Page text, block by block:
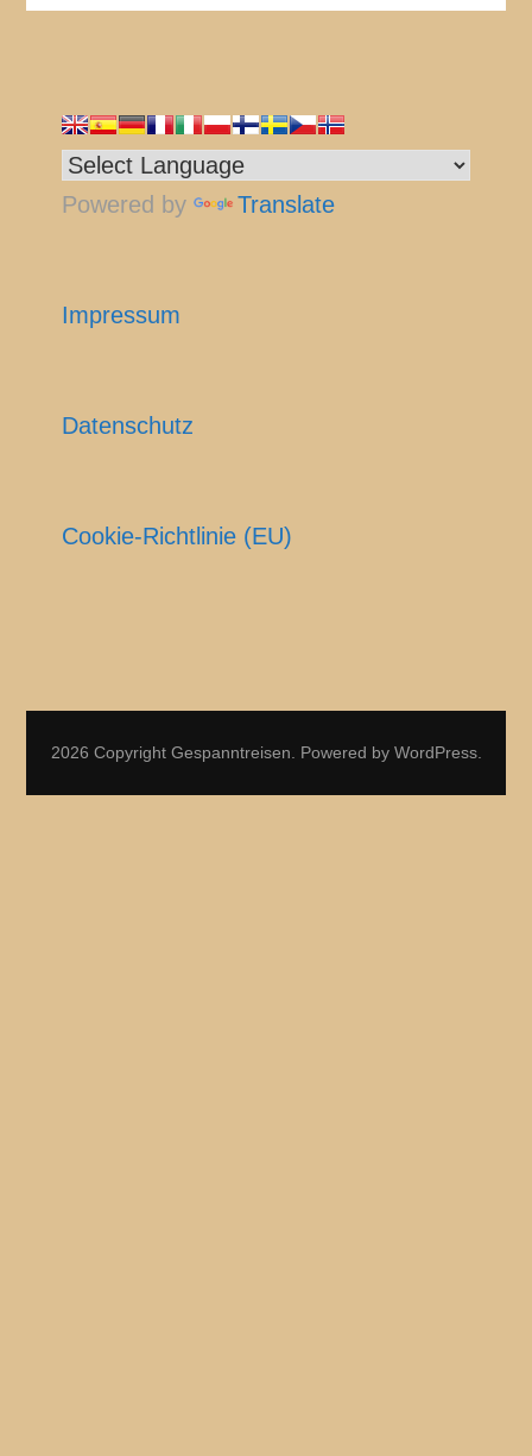
Powered by Translate
Impressum
Datenschutz
Cookie-Richtlinie (EU)
2026 Copyright Gespanntreisen Powered by WordPress.